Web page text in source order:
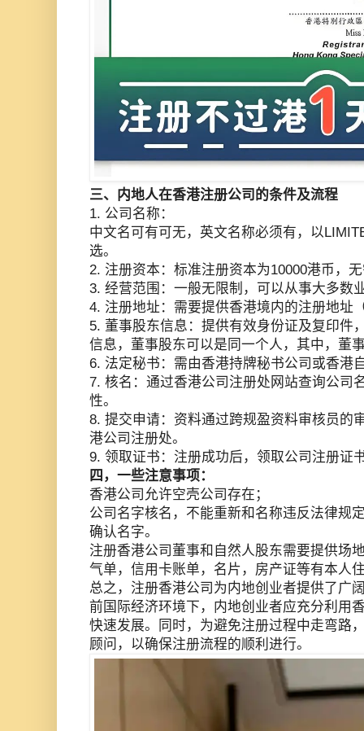
三、内地人在香港注册公司的条件及流程
1. 公司名称：
中文名可有可无，英文名称必须有，以
选。
2. 注册资本：标准注册资本为10000港币，
3. 经营范围：一般无限制，可以从事大多数
4. 注册地址：需要提供香港境内的注册地址
5. 董事股东信息：提供有效身份证及复印件
信息，董事股东可以是同一个人，其中，董
6. 法定秘书：需由香港持牌秘书公司或香港
7. 核名：通过香港公司注册处网站查询公司
性。
8. 提交申请：资料通过跨规盈资料审核员的
港公司注册处。
9. 领取证书：注册成功后，领取公司注册证
四，一些注意事项：
香港公司允许空壳公司存在；
公司名字核名，不能重新和名称违反法律规
确认名字。
注册香港公司董事和自然人股东需要提供场
气单，信用卡账单，名片，房产证等有本人
总之，注册香港公司为内地创业者提供了广
前国际经济环境下，内地创业者应充分利用
快速发展。同时，为避免注册过程中走弯路
顾问，以确保注册流程的顺利进行。